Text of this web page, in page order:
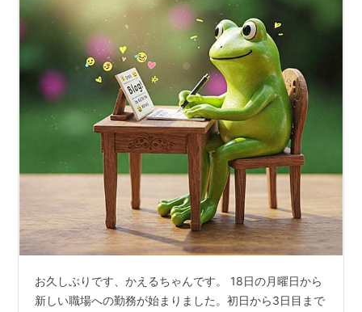
お久しぶりです、かえるちゃんです。 18日の月曜日から
新しい職場への勤務が始まりました。初日から3日目まで